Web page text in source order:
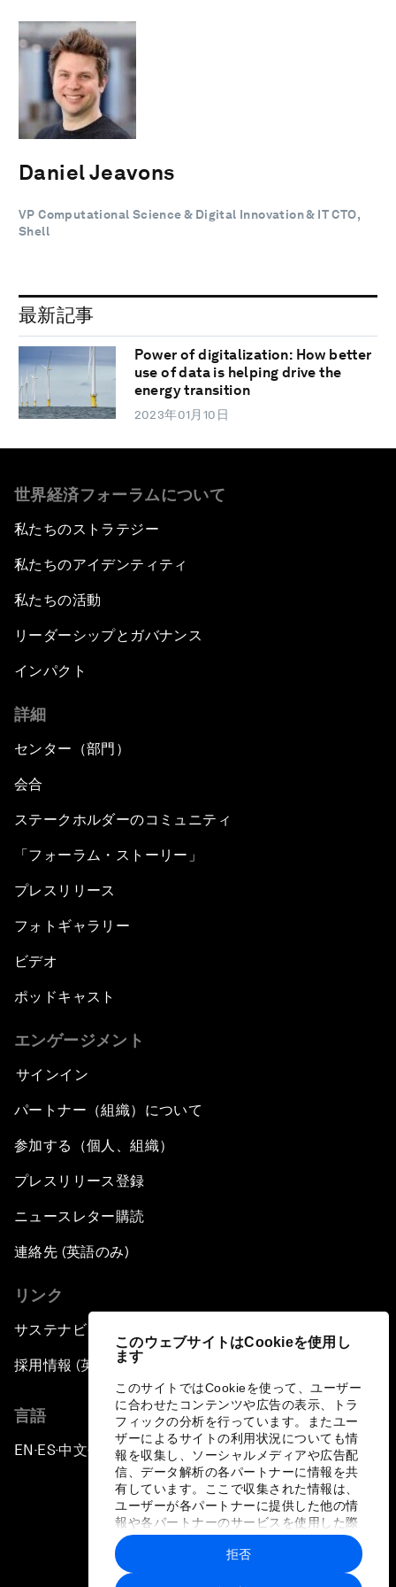
このウェブサイトはCookieを使用し
ます
このサイトではCookieを使って、ユーザー
に合わせたコンテンツや広告の表示、トラ
フィックの分析を行っています。またユー
ザーによるサイトの利用状況についても情
報を収集し、ソーシャルメディアや広告配
信、データ解析の各パートナーに情報を共
有しています。ここで収集された情報は、
ユーザーが各パートナーに提供した他の情
報や各パートナーのサービスを使用した際
に収集された情報と組み合わされ、各パー
トナーによって使用されることがありま
す。
拒否
Daniel Jeavons
VP Computational Science & Digital Innovation & IT CTO,
Shell
最新記事
Power of digitalization: How better
use of data is helping drive the
energy transition
2023年01月10日
世界経済フォーラムについて
私たちのストラテジー
私たちのアイデンティティ
私たちの活動
リーダーシップとガバナンス
インパクト
詳細
センター（部門）
会合
ステークホルダーのコミュニティ
「フォーラム・ストーリー」
プレスリリース
フォトギャラリー
ビデオ
ポッドキャスト
エンゲージメント
サインイン
パートナー（組織）について
参加する（個人、組織）
プレスリリース登録
ニュースレター購読
連絡先 (英語のみ)
リンク
サステナビリティへの取り組み
採用情報 (英語のみ)
言語
EN ▪ ES▪中文▪ 日本語
プライバシーポリシーと利用規約